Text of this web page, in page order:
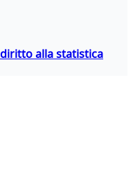
alla statistica